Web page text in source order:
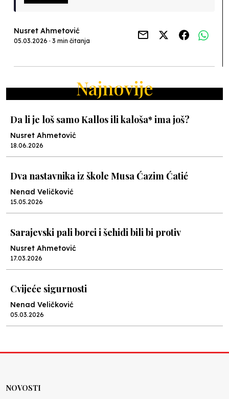
Nusret Ahmetović
05.03.2026 · 3 min čitanja
Najnovije
Da li je loš samo Kallos ili kaloša* ima još?
Nusret Ahmetović
18.06.2026
Dva nastavnika iz škole Musa Ćazim Ćatić
Nenad Veličković
15.05.2026
Sarajevski pali borci i šehidi bili bi protiv
Nusret Ahmetović
17.03.2026
Cvijeće sigurnosti
Nenad Veličković
05.03.2026
NOVOSTI